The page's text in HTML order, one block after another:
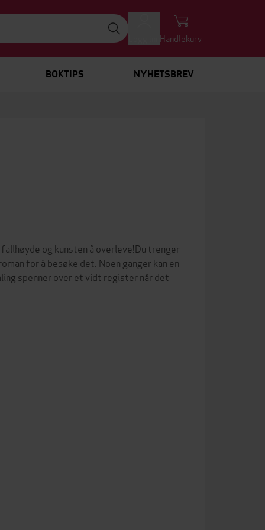
Handlekurv
BOKTIPS NYHETSBREV
og kunsten å overleve!Du trenger
for å besøke det. Noen ganger kan en
spenner over et vidt register når det